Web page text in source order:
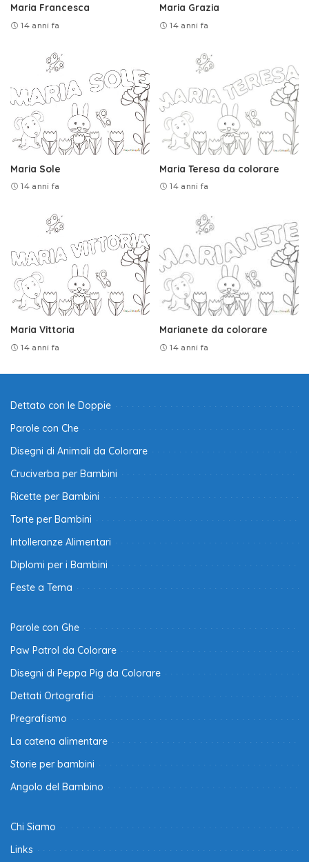
Maria Francesca
14 anni fa
Maria Grazia
14 anni fa
Maria Sole
14 anni fa
Maria Teresa da colorare
14 anni fa
Maria Vittoria
14 anni fa
Marianete da colorare
14 anni fa
Dettato con le Doppie
Parole con Che
Disegni di Animali da Colorare
Cruciverba per Bambini
Ricette per Bambini
Torte per Bambini
Intolleranze Alimentari
Diplomi per i Bambini
Feste a Tema
Parole con Ghe
Paw Patrol da Colorare
Disegni di Peppa Pig da Colorare
Dettati Ortografici
Pregrafismo
La catena alimentare
Storie per bambini
Angolo del Bambino
Chi Siamo
Links